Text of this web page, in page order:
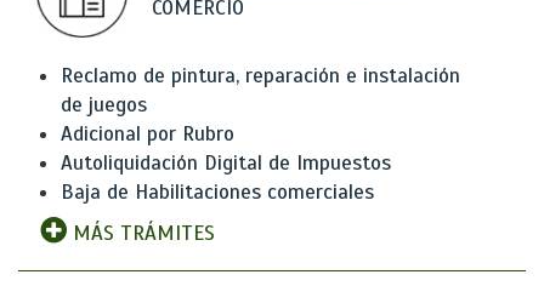
COMERCIO
Reclamo de pintura, reparación e instalación
de juegos
Adicional por Rubro
Autoliquidación Digital de Impuestos
Baja de Habilitaciones comerciales
MÁS TRÁMITES